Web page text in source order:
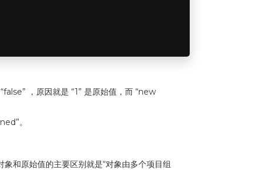
，原因就是 “1” 是原始值，而 “new
。
和原始值的主要区别就是“对象由多个项目组